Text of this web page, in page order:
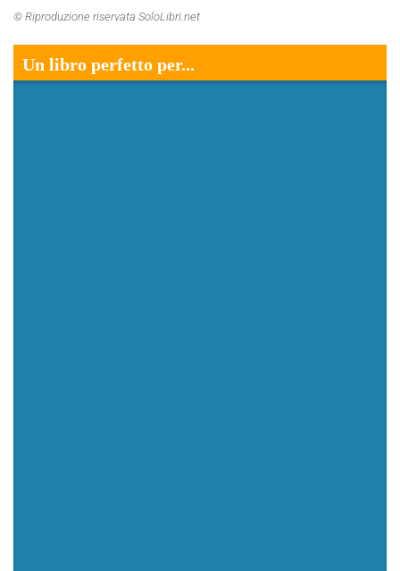
© Riproduzione riservata SoloLibri.net
Un libro perfetto per...